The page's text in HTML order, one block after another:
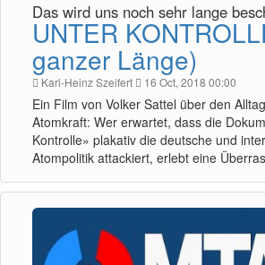
Das wird uns noch sehr lange
UNTER
ganzer Länge)
Karl-Heinz Szeifert 16 Oct, 2018 00:00
Ein Film von Volker Sattel über den
Atomkraft: Wer erwartet, dass die
Kontrolle» plakativ die deutsche und
Atompolitik attackiert, erlebt eine